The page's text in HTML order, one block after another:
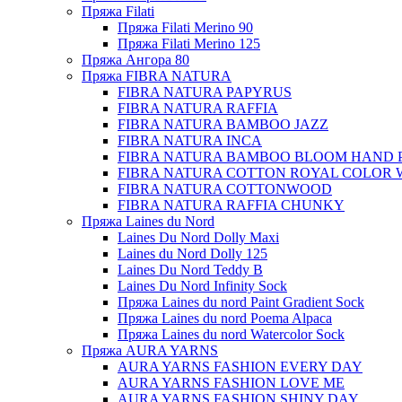
Пряжа Filati
Пряжа Filati Merino 90
Пряжа Filati Merino 125
Пряжа Ангора 80
Пряжа FIBRA NATURA
FIBRA NATURA PAPYRUS
FIBRA NATURA RAFFIA
FIBRA NATURA BAMBOO JAZZ
FIBRA NATURA INCA
FIBRA NATURA BAMBOO BLOOM HAND
FIBRA NATURA COTTON ROYAL COLOR
FIBRA NATURA COTTONWOOD
FIBRA NATURA RAFFIA CHUNKY
Пряжа Laines du Nord
Laines Du Nord Dolly Maxi
Laines du Nord Dolly 125
Laines Du Nord Teddy B
Laines Du Nord Infinity Sock
Пряжа Laines du nord Paint Gradient Sock
Пряжа Laines du nord Poema Alpaca
Пряжа Laines du nord Watercolor Sock
Пряжа AURA YARNS
AURA YARNS FASHION EVERY DAY
AURA YARNS FASHION LOVE ME
AURA YARNS FASHION SHINY DAY